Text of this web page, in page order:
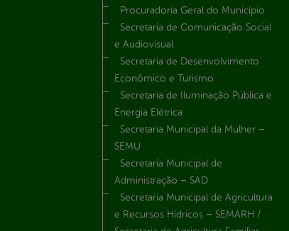
Procuradoria Geral do Município
Secretaria de Comunicação Social
e Audiovisual
Secretaria de Desenvolvimento
Econômico e Turismo
Secretaria de Iluminação Pública e
Energia Elétrica
Secretaria Municipal da Mulher –
SEMU
Secretaria Municipal de
Administração – SAD
Secretaria Municipal de Agricultura
e Recursos Hídricos – SEMARH /